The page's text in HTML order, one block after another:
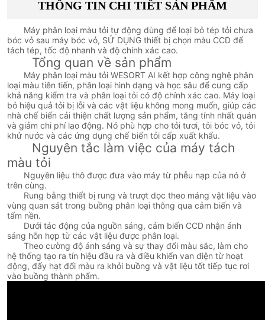
THÔNG TIN CHI TIẾT SẢN PHẨM
Máy phân loại màu tỏi tự động dùng để loại bỏ tép tỏi chưa
bóc vỏ sau máy bóc vỏ, SỬ DỤNG thiết bị chọn màu CCD để
tách tép, tốc độ nhanh và độ chính xác cao.
Tổng quan về sản phẩm
Máy phân loại màu tỏi WESORT AI kết hợp công nghệ phân
loại màu tiên tiến, phân loại hình dạng và học sâu để cung cấp
khả năng kiểm tra và phân loại tỏi có độ chính xác cao. Máy loại
bỏ hiệu quả tỏi bị lỗi và các vật liệu không mong muốn, giúp các
nhà chế biến cải thiện chất lượng sản phẩm, tăng tính nhất quán
và giảm chi phí lao động. Nó phù hợp cho tỏi tươi, tỏi bóc vỏ, tỏi
khử nước và các ứng dụng chế biến tỏi cấp xuất khẩu.
Nguyên tắc làm việc của máy tách
màu tỏi
Nguyên liệu thô được đưa vào máy từ phễu nạp của nó ở
trên cùng.
Rung bằng thiết bị rung và trượt dọc theo máng vật liệu vào
vùng quan sát trong buồng phân loại thông qua cảm biến và
tấm nền.
Dưới tác động của nguồn sáng, cảm biến CCD nhận ánh
sáng hỗn hợp từ các vật liệu được phân loại.
Theo cường độ ánh sáng và sự thay đổi màu sắc, làm cho
hệ thống tạo ra tín hiệu đầu ra và điều khiển van điện từ hoạt
động, đẩy hạt đổi màu ra khỏi buồng và vật liệu tốt tiếp tục rơi
vào buồng thành phẩm.